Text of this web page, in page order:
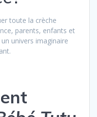
toute la crèche
parents, enfants et
univers imaginaire